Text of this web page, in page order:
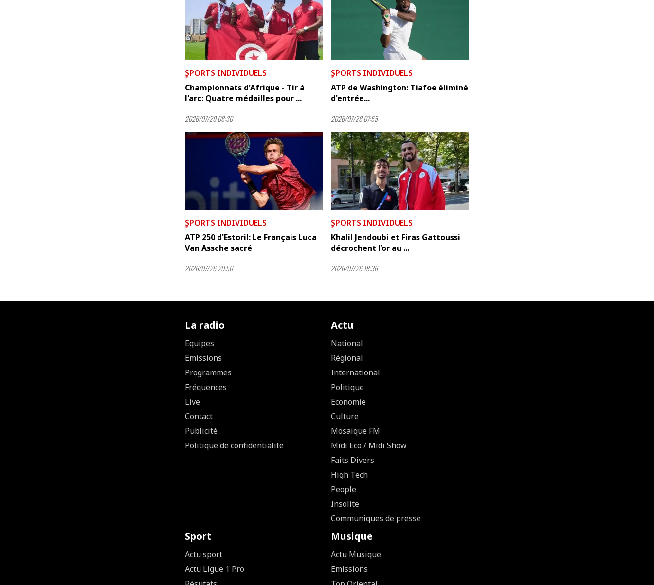
ٍSPORTS INDIVIDUELS
Championnats d'Afrique - Tir à
l'arc: Quatre médailles pour ...
2026/07/29 08:30
ٍSPORTS INDIVIDUELS
ATP de Washington: Tiafoe éliminé
d'entrée...
2026/07/28 07:55
ٍSPORTS INDIVIDUELS
ATP 250 d'Estoril: Le Français Luca
Van Assche sacré
2026/07/26 20:50
ٍSPORTS INDIVIDUELS
Khalil Jendoubi et Firas Gattoussi
décrochent l’or au ...
2026/07/26 18:36
La radio
Equipes
Emissions
Programmes
Fréquences
Live
Contact
Publicité
Politique de confidentialité
Actu
National
Régional
International
Politique
Economie
Culture
Mosaique FM
Midi Eco / Midi Show
Faits Divers
High Tech
People
Insolite
Communiques de presse
Sport
Actu sport
Actu Ligue 1 Pro
Musique
Actu Musique
Emissions